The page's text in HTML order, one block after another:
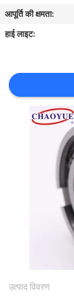
संपर्क
करें
मामलों
POLICY
आपूर्ति की क्षमता:
हाई लाइट:
उत्पाद विवरण